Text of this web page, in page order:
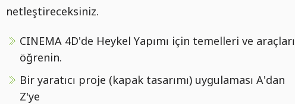
netleştireceksiniz.
CINEMA 4D'de Heykel Yapımı için temelleri ve araçları
öğrenin.
Bir yaratıcı proje (kapak tasarımı) uygulaması A'dan
Z'ye